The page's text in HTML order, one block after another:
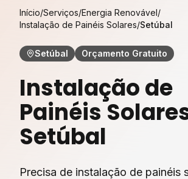
Início/Serviços/Energia Renovável/
Instalação de Painéis Solares/Setúbal
Setúbal Orçamento Gratuito
Instalação de
Painéis
Setúbal
Precisa de instalação de painéis